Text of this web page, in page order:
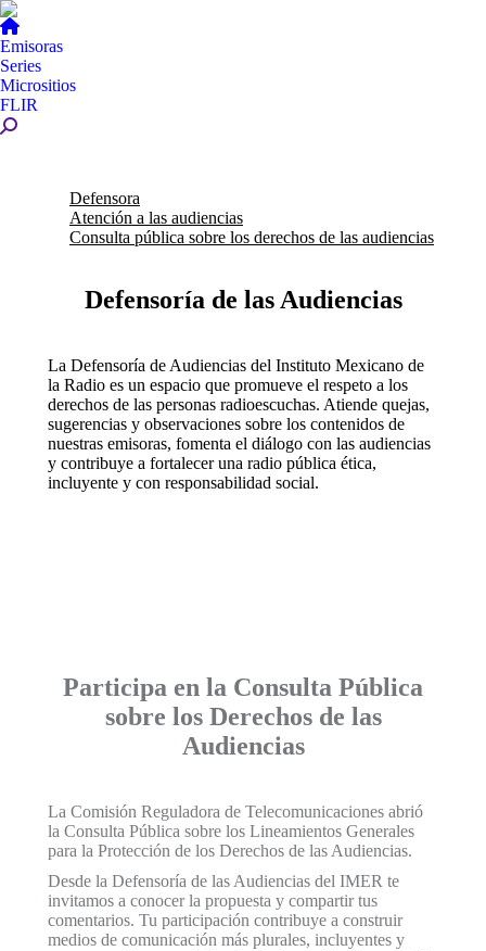
Emisoras
Series
Micrositios
FLIR
Buscar:
Defensora
Atención a las audiencias
Consulta pública sobre los derechos de las audiencias
Defensoría de las Audiencias
La Defensoría de Audiencias del Instituto Mexicano de
la Radio es un espacio que promueve el respeto a los
derechos de las personas radioescuchas. Atiende quejas,
sugerencias y observaciones sobre los contenidos de
nuestras emisoras, fomenta el diálogo con las audiencias
y contribuye a fortalecer una radio pública ética,
incluyente y con responsabilidad social.
Participa en la Consulta Pública
sobre los Derechos de las
Audiencias
La Comisión Reguladora de Telecomunicaciones abrió
la Consulta Pública sobre los Lineamientos Generales
para la Protección de los Derechos de las Audiencias.
Desde la Defensoría de las Audiencias del IMER te
invitamos a conocer la propuesta y compartir tus
comentarios. Tu participación contribuye a construir
medios de comunicación más plurales, incluyentes y